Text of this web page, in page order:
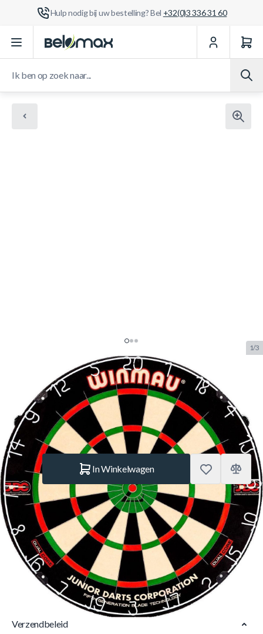
Hulp nodig bij uw bestelling? Bel +32(0)3 336 31 60
Ga naar de inhoud
1/3
Winmau Green Zone Dual Core
SKU:WINMAU.3019 Merk: Winmau
€ 62,95 Op voorraad
Aantal
In Winkelwagen
Korte Beschrijving
Winmau Green Zone Dual Core De Winmau Green Zone
Dual Core is een makkelijk te gebruiken handicapsysteem
waarmee spelers van alle leeftijden, geslacht of
speelvaardigheid kunnen spelen.Meer Lezen
Verzendbeleid